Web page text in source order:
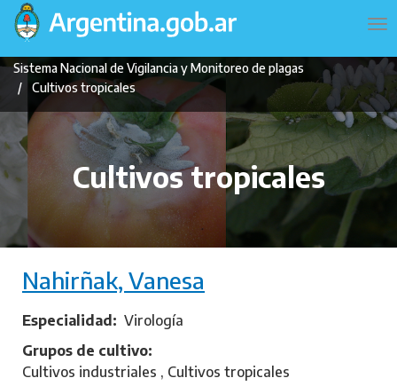
Pasar
contenido
principal
Navegación
principal
Sistema Nacional de Vigilancia y Monitoreo de plagas
Cultivos tropicales
Cultivos tropicales
Nahirñak, Vanesa
Especialidad
Virología
Grupos de cultivo
Cultivos industriales , Cultivos tropicales